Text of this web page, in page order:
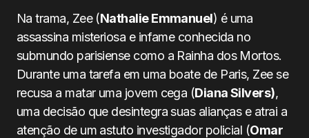
Na trama, Zee (Nathalie Emmanuel) é uma
assassina misteriosa e infame conhecida no
submundo parisiense como a Rainha dos Mortos.
Durante uma tarefa em uma boate de Paris, Zee se
recusa a matar uma jovem cega (Diana Silvers),
uma decisão que desintegra suas alianças e atrai a
atenção de um astuto investigador policial (Omar